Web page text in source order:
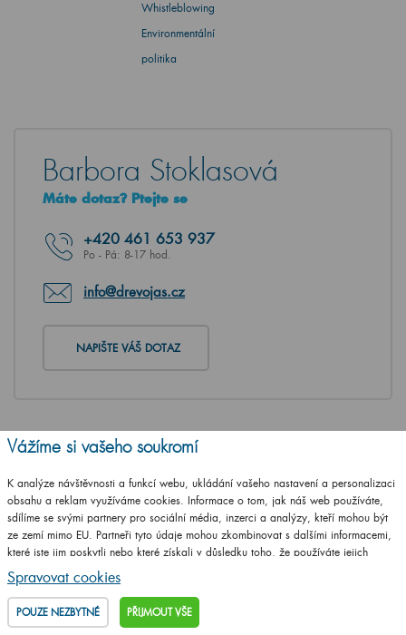
Whistleblowing
Environmentální
politika
Barbora Stoklasová
Máte dotaz? Ptejte se
+420 461 653 937
Po - Pá: 8-17 hod.
info@drevojas.cz
NAPIŠTE VÁŠ DOTAZ
Vážíme si vašeho soukromí
K analýze návštěvnosti a funkcí webu, ukládání vašeho nastavení a personalizaci
obsahu a reklam využíváme cookies. Informace o tom, jak náš web používáte,
sdílíme se svými partnery pro sociální média, inzerci a analýzy, kteří mohou být
ze zemí mimo EU. Partneři tyto údaje mohou zkombinovat s dalšími informacemi,
které jste jim poskytli nebo které získali v důsledku toho, že používáte jejich
služby.
Podrobné informace
Spravovat cookies
POUZE NEZBYTNÉ PŘIJMOUT VŠE